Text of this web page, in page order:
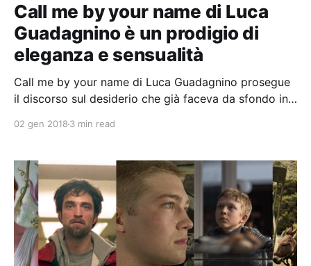
Call me by your name di Luca
Guadagnino è un prodigio di
eleganza e sensualità
Call me by your name di Luca Guadagnino prosegue
il discorso sul desiderio che già faceva da sfondo in
Ma lì dove una delle ispirazioni era l’omonimo quadro
dalla rappresentazione
02 gen 2018 3 min read